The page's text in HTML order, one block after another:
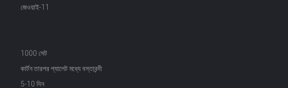
জেওয়াই-11
1000 সেট
কার্টন তারপর প্যালেট মধ্যে বস্তাবন্দী
5-10 দিন